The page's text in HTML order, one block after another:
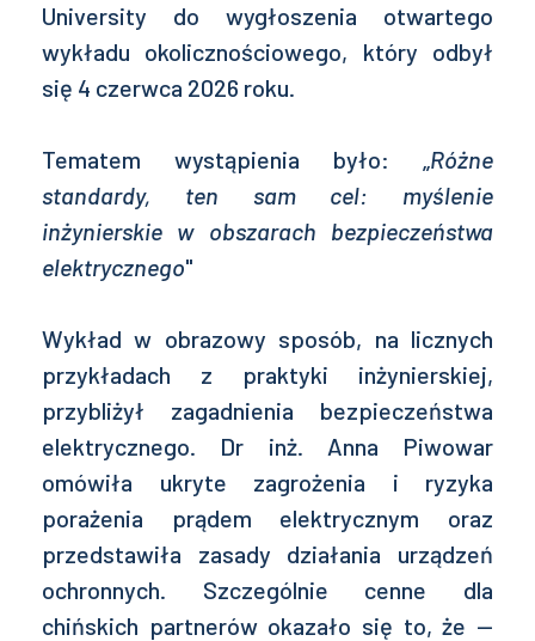
University do wygłoszenia otwartego
wykładu okolicznościowego, który odbył
się 4 czerwca 2026 roku.
Tematem wystąpienia było: „Różne
standardy, ten sam cel: myślenie
inżynierskie w obszarach bezpieczeństwa
elektrycznego"
Wykład w obrazowy sposób, na licznych
przykładach z praktyki inżynierskiej,
przybliżył zagadnienia bezpieczeństwa
elektrycznego. Dr inż. Anna Piwowar
omówiła ukryte zagrożenia i ryzyka
porażenia prądem elektrycznym oraz
przedstawiła zasady działania urządzeń
ochronnych. Szczególnie cenne dla
chińskich partnerów okazało się to, że —